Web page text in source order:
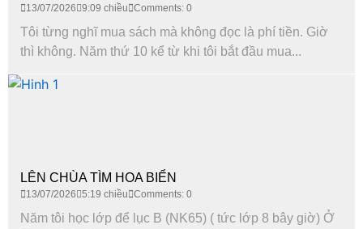
13/07/2026 9:09 chiều Comments: 0
Tôi từng nghĩ mua sách mà không đọc là phí tiền. Giờ
thì không. Năm thứ 10 kể từ khi tôi bắt đầu mua...
LÊN CHÙA TÌM HOA BIỂN
13/07/2026 5:19 chiều Comments: 0
Năm tôi học lớp để lục B (NK65) ( tức lớp 8 bây giờ) Ở